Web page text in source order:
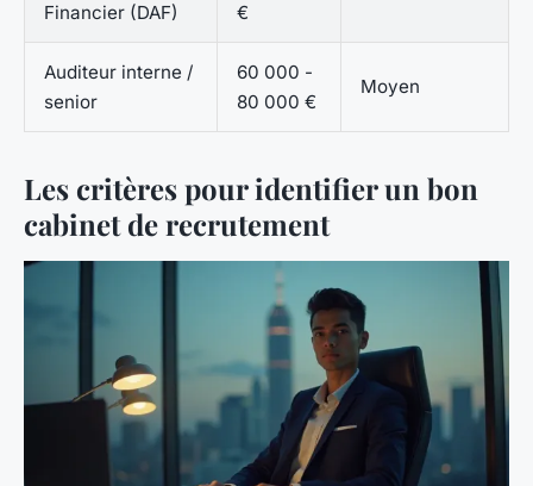
Financier (DAF)
€
Auditeur interne /
senior
60 000 -
80 000 €
Moyen
Les critères pour identifier un bon
cabinet de recrutement